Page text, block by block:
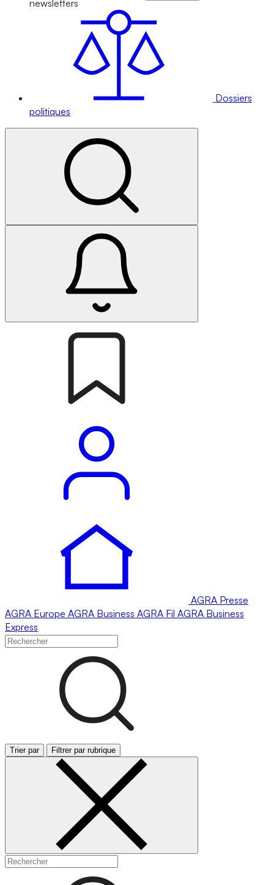
newsletters
Dossiers
politiques
AGRA Presse
AGRA Europe AGRA Business AGRA Fil AGRA Business
Express
Trier par Filtrer par rubrique